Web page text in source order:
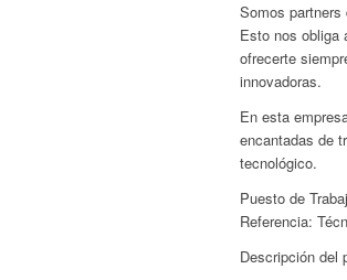
Somos
Esto nos obliga
ofrecerte
innovadoras.
En esta
encantadas de
tecnológico.
Puesto de
Referencia:
Descripción del